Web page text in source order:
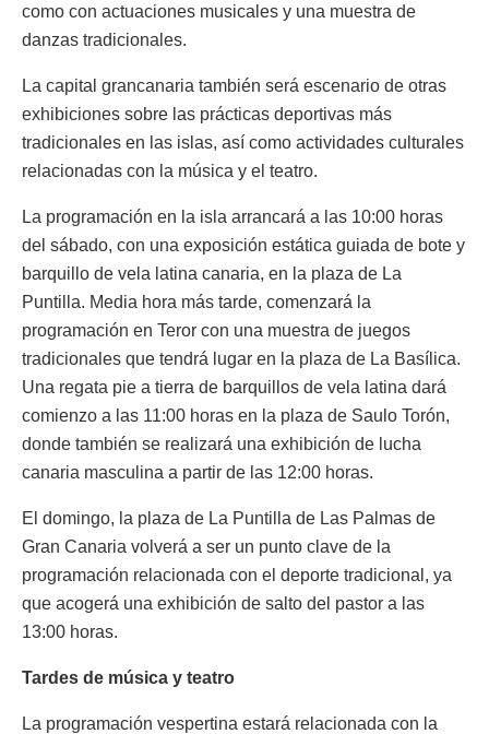
como con actuaciones musicales y una muestra de
danzas tradicionales.
La capital grancanaria también será escenario de otras
exhibiciones sobre las prácticas deportivas más
tradicionales en las islas, así como actividades culturales
relacionadas con la música y el teatro.
La programación en la isla arrancará a las 10:00 horas
del sábado, con una exposición estática guiada de bote y
barquillo de vela latina canaria, en la plaza de La
Puntilla. Media hora más tarde, comenzará la
programación en Teror con una muestra de juegos
tradicionales que tendrá lugar en la plaza de La Basílica.
Una regata pie a tierra de barquillos de vela latina dará
comienzo a las 11:00 horas en la plaza de Saulo Torón,
donde también se realizará una exhibición de lucha
canaria masculina a partir de las 12:00 horas.
El domingo, la plaza de La Puntilla de Las Palmas de
Gran Canaria volverá a ser un punto clave de la
programación relacionada con el deporte tradicional, ya
que acogerá una exhibición de salto del pastor a las
13:00 horas.
Tardes de música y teatro
La programación vespertina estará relacionada con la